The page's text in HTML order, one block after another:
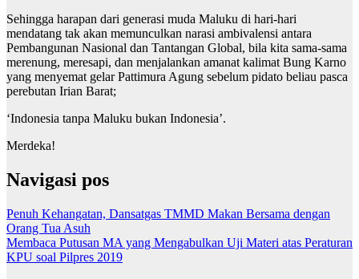
Sehingga harapan dari generasi muda Maluku di hari-hari
mendatang tak akan memunculkan narasi ambivalensi antara
Pembangunan Nasional dan Tantangan Global, bila kita sama-sama
merenung, meresapi, dan menjalankan amanat kalimat Bung Karno
yang menyemat gelar Pattimura Agung sebelum pidato beliau pasca
perebutan Irian Barat;
‘Indonesia tanpa Maluku bukan Indonesia’.
Merdeka!
Navigasi pos
Penuh Kehangatan, Dansatgas TMMD Makan Bersama dengan
Orang Tua Asuh
Membaca Putusan MA yang Mengabulkan Uji Materi atas Peraturan
KPU soal Pilpres 2019